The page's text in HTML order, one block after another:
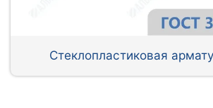
Стеклопластиковая